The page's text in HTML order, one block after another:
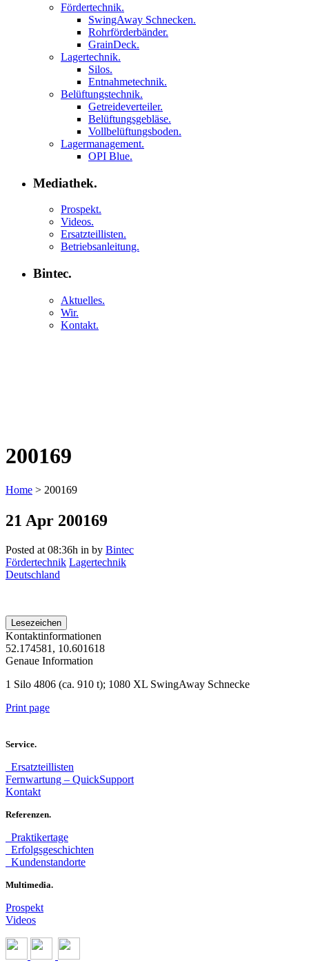
Fördertechnik.
SwingAway Schnecken.
Rohrförderbänder.
GrainDeck.
Lagertechnik.
Silos.
Entnahmetechnik.
Belüftungstechnik.
Getreideverteiler.
Belüftungsgebläse.
Vollbelüftungsboden.
Lagermanagement.
OPI Blue.
Mediathek.
Prospekt.
Videos.
Ersatzteillisten.
Betriebsanleitung.
Bintec.
Aktuelles.
Wir.
Kontakt.
200169
Home > 200169
21 Apr 200169
Posted at 08:36h in by Bintec
Fördertechnik Lagertechnik
Deutschland
Lesezeichen
Kontaktinformationen
52.174581, 10.601618
Genaue Information
1 Silo 4806 (ca. 910 t); 1080 XL SwingAway Schnecke
Print page
Service.
Ersatzteillisten
Fernwartung – QuickSupport
Kontakt
Referenzen.
Praktikertage
Erfolgsgeschichten
Kundenstandorte
Multimedia.
Prospekt
Videos